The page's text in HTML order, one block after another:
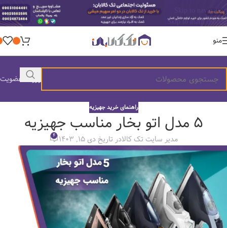
Skip to navigation
Skip to main content
منو
ورود / عضویت
راهنمای خرید جهیزیه
5 مدل اتو بخار مناسب جهیزیه
مدیر سایت تک کالادر تاریخ دی 15, 1403 4